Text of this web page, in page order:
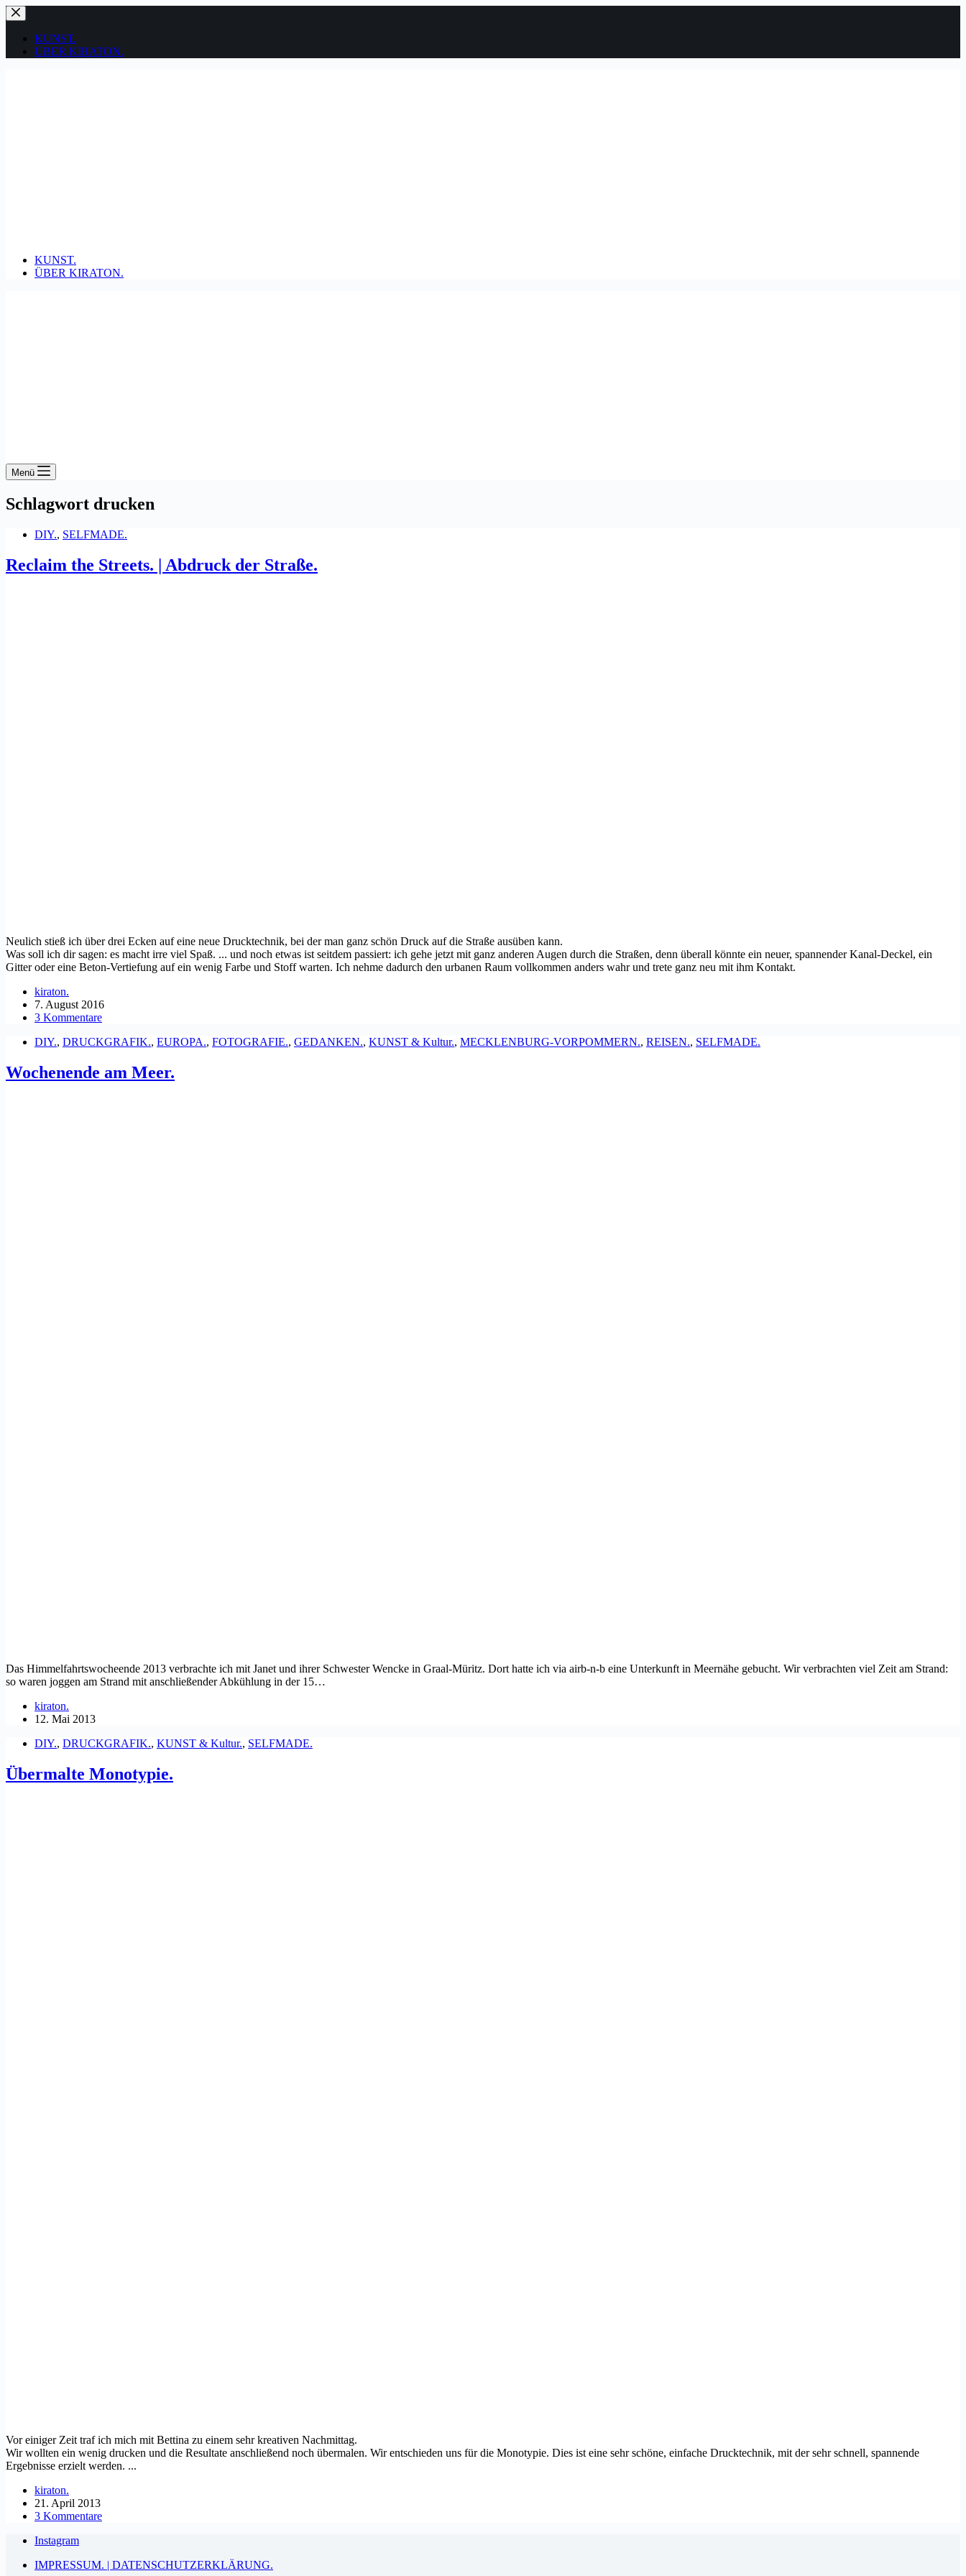
Zum
Inhalt
springenKUNST.
ÜBER KIRATON.
KUNST.
ÜBER KIRATON.
Menü
Schlagwort drucken
DIY., SELFMADE.
Reclaim the Streets. | Abdruck der Straße.
Neulich stieß ich über drei Ecken auf eine neue Drucktechnik, bei der man ganz schön Druck auf die Straße ausüben kann.
Was soll ich dir sagen: es macht irre viel Spaß. ... und noch etwas ist seitdem passiert: ich gehe jetzt mit ganz anderen Augen durch die Straßen, denn überall könnte ein neuer, spannender Kanal-Deckel, ein
Gitter oder eine Beton-Vertiefung auf ein wenig Farbe und Stoff warten. Ich nehme dadurch den urbanen Raum vollkommen anders wahr und trete ganz neu mit ihm Kontakt.
kiraton.
7. August 2016
3 Kommentare
DIY., DRUCKGRAFIK., EUROPA., FOTOGRAFIE., GEDANKEN., KUNST & Kultur., MECKLENBURG-VORPOMMERN., REISEN., SELFMADE.
Wochenende am Meer.
Das Himmelfahrtswocheende 2013 verbrachte ich mit Janet und ihrer Schwester Wencke in Graal-Müritz. Dort hatte ich via airb-n-b eine Unterkunft in Meernähe gebucht. Wir verbrachten viel Zeit am Strand:
so waren joggen am Strand mit anschließender Abkühlung in der 15…
kiraton.
12. Mai 2013
DIY., DRUCKGRAFIK., KUNST & Kultur., SELFMADE.
Übermalte Monotypie.
Vor einiger Zeit traf ich mich mit Bettina zu einem sehr kreativen Nachmittag.
Wir wollten ein wenig drucken und die Resultate anschließend noch übermalen. Wir entschieden uns für die Monotypie. Dies ist eine sehr schöne, einfache Drucktechnik, mit der sehr schnell, spannende
Ergebnisse erzielt werden. ...
kiraton.
21. April 2013
3 Kommentare
Instagram
IMPRESSUM. | DATENSCHUTZERKLÄRUNG.